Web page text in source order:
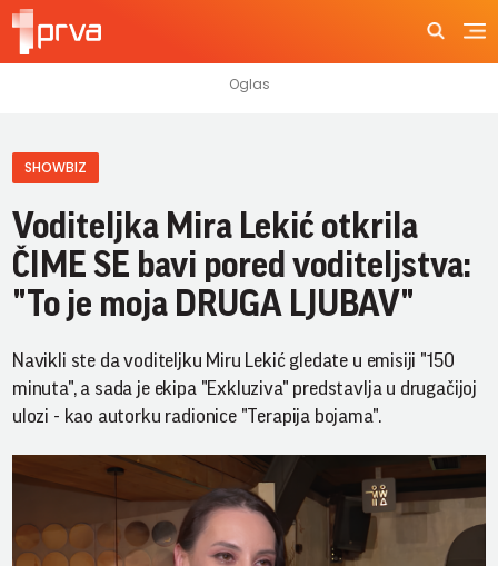
SHOWBIZ
Voditeljka Mira Lekić otkrila
ČIME SE bavi pored voditeljstva:
"To je moja DRUGA LJUBAV"
Navikli ste da voditeljku Miru Lekić gledate u emisiji "150
minuta", a sada je ekipa "Exkluziva" predstavlja u drugačijoj
ulozi - kao autorku radionice "Terapija bojama".